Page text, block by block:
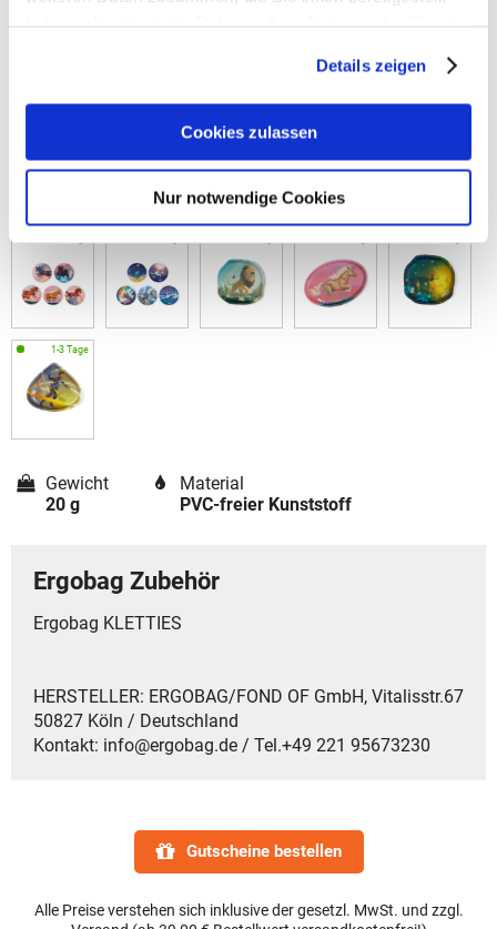
Details zeigen
Cookies zulassen
Nur notwendige Cookies
Gewicht
20 g
Material
PVC-freier Kunststoff
Ergobag Zubehör
Ergobag KLETTIES
HERSTELLER: ERGOBAG/FOND OF GmbH, Vitalisstr.67
50827 Köln / Deutschland
Kontakt: info@ergobag.de / Tel.+49 221 95673230
Gutscheine bestellen
Alle Preise verstehen sich inklusive der gesetzl. MwSt. und zzgl.